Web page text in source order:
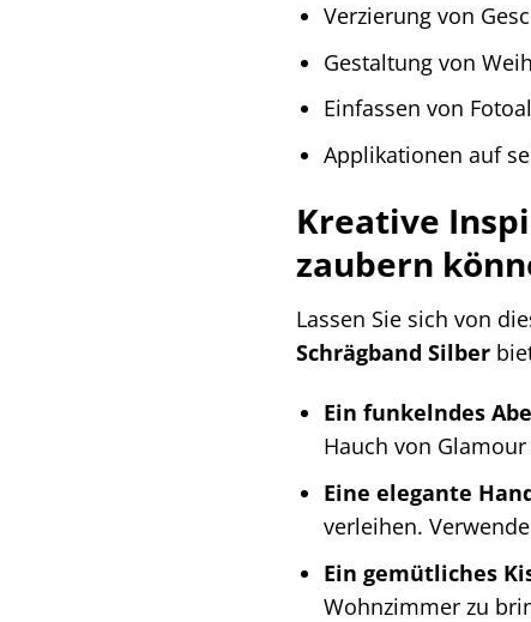
Verzierung von
Gestaltung von
Einfassen von
Applikationen auf
Kreative
zaubern
Lassen Sie sich von
Schrägband Silber
Ein funkelndes
Hauch von
Eine elegante
verleihen.
Ein gemütliches
Wohnzimmer zu